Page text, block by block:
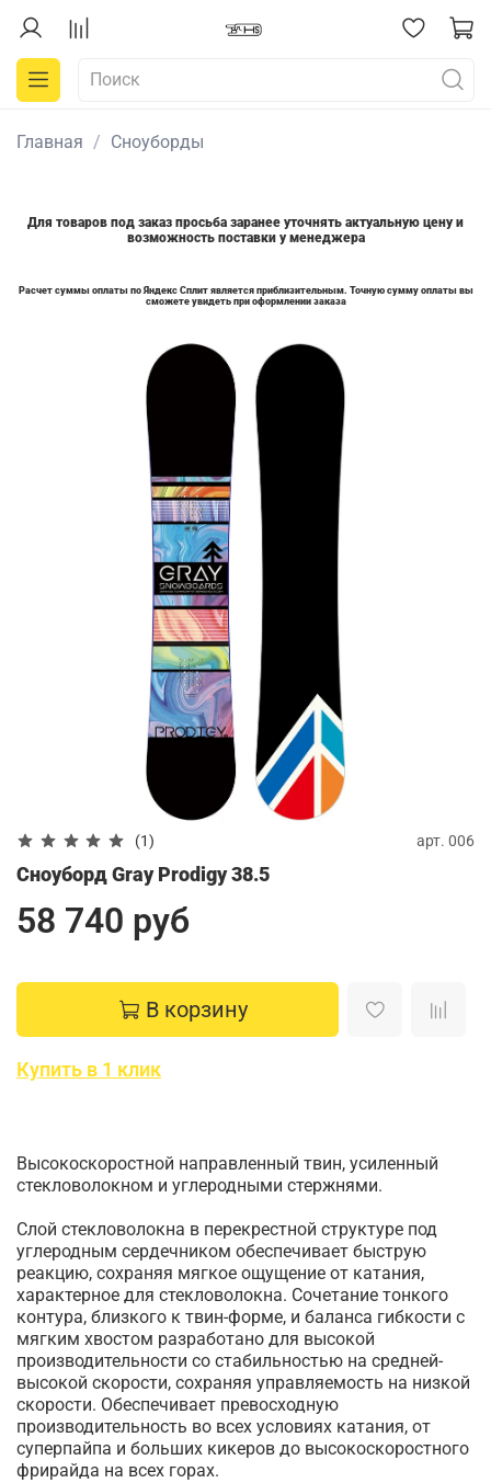
Главная Сноуборды
Для товаров под заказ просьба заранее уточнять актуальную цену и
возможность поставки у менеджера
Расчет суммы оплаты по Яндекс Сплит является приблизительным. Точную сумму оплаты вы
сможете увидеть при оформлении заказа
(1) арт. 006
Сноуборд Gray Prodigy 38.5
58 740 руб
В корзину
Купить в 1 клик
Высокоскоростной направленный твин, усиленный
стекловолокном и углеродными стержнями.
Слой стекловолокна в перекрестной структуре под
углеродным сердечником обеспечивает быструю
реакцию, сохраняя мягкое ощущение от катания,
характерное для стекловолокна. Сочетание тонкого
контура, близкого к твин-форме, и баланса гибкости с
мягким хвостом разработано для высокой
производительности со стабильностью на средней-
высокой скорости, сохраняя управляемость на низкой
скорости. Обеспечивает превосходную
производительность во всех условиях катания, от
суперпайпа и больших кикеров до высокоскоростного
фрирайда на всех горах.